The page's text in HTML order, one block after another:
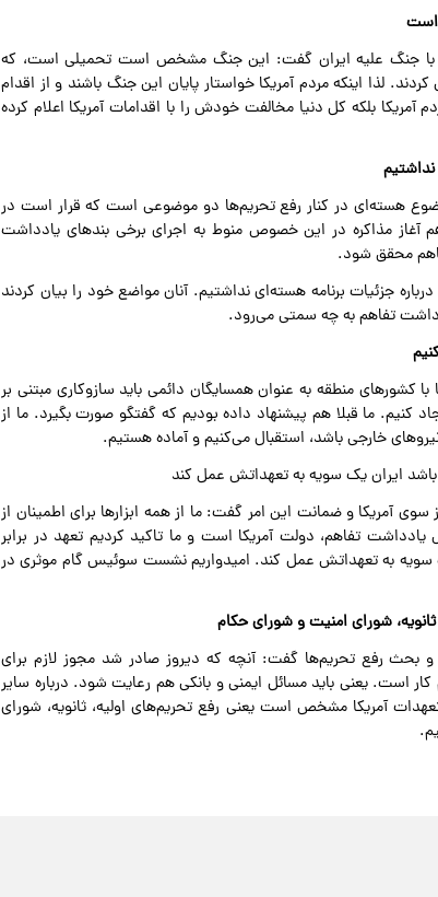
است
با جنگ علیه ایران گفت: این جنگ مشخص است تحمیلی است، که
لذا اینکه مردم آمریکا خواستار پایان این جنگ باشند و از اقدام
بلکه کل دنیا مخالفت خودش را با اقدامات آمریکا اعلام کرده
هسته‌ای در کنار رفع تحریم‌ها دو موضوعی است که قرار است در
تفاهم آغاز مذاکره در این خصوص منوط به اجرای برخی بندهای یادداشت
محقق شود.
جزئیات برنامه هسته‌ای نداشتیم. آنان مواضع خود را بیان کردند
تفاهم به چه سمتی می‌رود.
کشورهای منطقه به عنوان همسایگان دائمی باید سازوکاری مبتنی بر
کنیم. ما قبلا هم پیشنهاد داده بودیم که گفتگو صورت بگیرد. ما از
خارجی باشد، استقبال می‌کنیم و آماده هستیم.
باشد ایران یک سویه به تعهداتش عمل کند
آمریکا و ضمانت این امر گفت: ما از همه ابزارها برای اطمینان از
تفاهم، دولت آمریکا است و ما تاکید کردیم تعهد در برابر
یک سویه به تعهداتش عمل کند. امیدواریم نشست سوئیس گام موثری در
شورای امنیت و شورای حکام
رفع تحریم‌ها گفت: آنچه‌ که دیروز صادر شد مجوز لازم برای
است. یعنی باید مسائل ایمنی و بانکی هم رعایت شود. درباره سایر
زمانی ۶۰ روز صحبت کنیم. تعهدات آمریکا مشخص است یعنی رفع تحریم‌های اولیه، ثانویه، شورای